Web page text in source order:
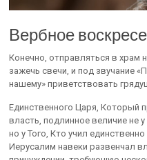
Вербное
Конечно, отправляться в храм
зажечь свечи, и под звучание
нашему» приветствовать
Единственного Царя, Который
власть, подлинное величие не
но у Того, Кто учил
Иерусалим навеки развенчал